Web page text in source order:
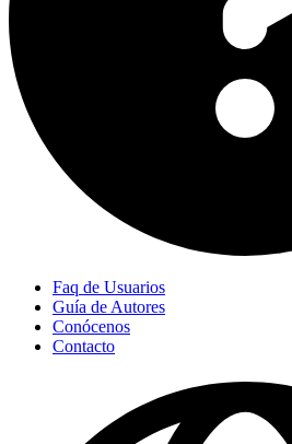
Faq de Usuarios
Guía de Autores
Conócenos
Contacto